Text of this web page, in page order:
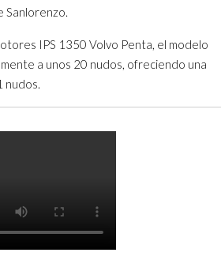
Sanlorenzo.
IPS 1350 Volvo Penta, el modelo
a unos 20 nudos, ofreciendo una
nudos.